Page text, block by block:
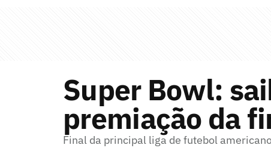
Super Bowl:
premiação da
Final da principal liga de futebol